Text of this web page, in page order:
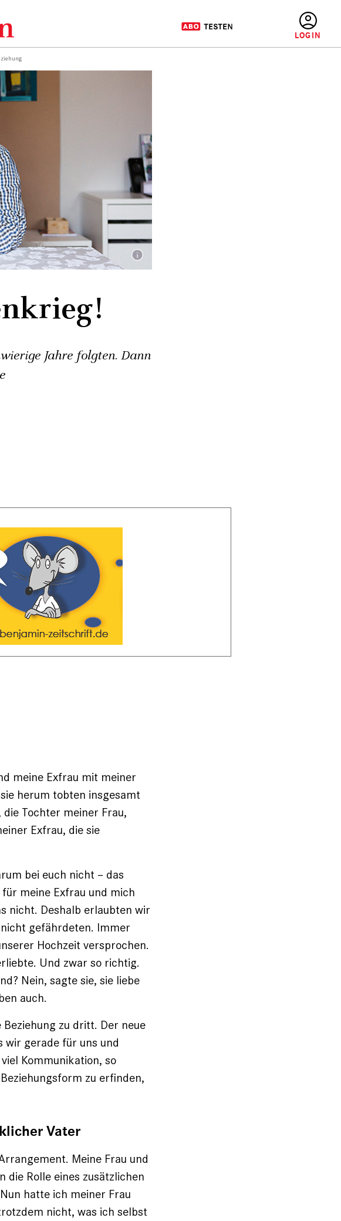
Jahre folgten. Dann
meine Exfrau mit meiner
herum tobten insgesamt
Tochter meiner Frau,
Exfrau, die sie
bei euch nicht – das
meine Exfrau und mich
nicht. Deshalb erlaubten wir
gefährdeten. Immer
Hochzeit versprochen.
Und zwar so richtig.
Nein, sagte sie, sie liebe
auch.
zu dritt. Der neue
wir gerade für uns und
Kommunikation, so
zu erfinden,
Vater
Meine Frau und
Rolle eines zusätzlichen
hatte ich meiner Frau
nicht, was ich selbst